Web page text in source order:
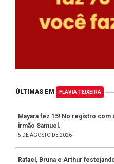
ÚLTIMAS EM FLÁVIA TEIXEIRA
Mayara fez 15! No registro
irmão Samuel.
5 DE AGOSTO DE 2026
Rafael, Bruna e Arthur